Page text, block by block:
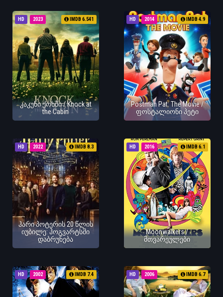
HD 2023 IMDB 6.541
კაკუნი ქოხში / Knock at
the Cabin
HD 2014 IMDB 4.9
Postman Pat: The Movie /
ფოსტალიონი პეტი
HD 2022 IMDB 8.3
ჰარი პოტერის 20 წლის
იუბილე: ჰოგვარტსში
დაბრუნება
HD 2016 IMDB 6.1
Moonwalkers /
მთვარეულები
HD 2002 IMDB 7.4 HD 2006 IMDB 6.7